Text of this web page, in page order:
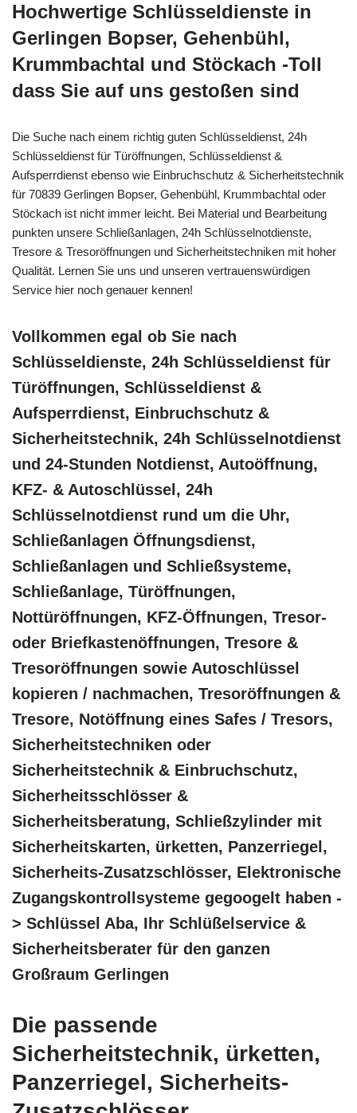
Hochwertige Schlüsseldienste in
Gerlingen Bopser, Gehenbühl,
Krummbachtal und Stöckach -Toll
dass Sie auf uns gestoßen sind
Die Suche nach einem richtig guten Schlüsseldienst, 24h
Schlüsseldienst für Türöffnungen, Schlüsseldienst &
Aufsperrdienst ebenso wie Einbruchschutz & Sicherheitstechnik
für 70839 Gerlingen Bopser, Gehenbühl, Krummbachtal oder
Stöckach ist nicht immer leicht. Bei Material und Bearbeitung
punkten unsere Schließanlagen, 24h Schlüsselnotdienste,
Tresore & Tresoröffnungen und Sicherheitstechniken mit hoher
Qualität. Lernen Sie uns und unseren vertrauenswürdigen
Service hier noch genauer kennen!
Vollkommen egal ob Sie nach
Schlüsseldienste, 24h Schlüsseldienst für
Türöffnungen, Schlüsseldienst &
Aufsperrdienst, Einbruchschutz &
Sicherheitstechnik, 24h Schlüsselnotdienst
und 24-Stunden Notdienst, Autoöffnung,
KFZ- & Autoschlüssel, 24h
Schlüsselnotdienst rund um die Uhr,
Schließanlagen Öffnungsdienst,
Schließanlagen und Schließsysteme,
Schließanlage, Türöffnungen,
Nottüröffnungen, KFZ-Öffnungen, Tresor-
oder Briefkastenöffnungen, Tresore &
Tresoröffnungen sowie Autoschlüssel
kopieren / nachmachen, Tresoröffnungen &
Tresore, Notöffnung eines Safes / Tresors,
Sicherheitstechniken oder
Sicherheitstechnik & Einbruchschutz,
Sicherheitsschlösser &
Sicherheitsberatung, Schließzylinder mit
Sicherheitskarten, ürketten, Panzerriegel,
Sicherheits-Zusatzschlösser, Elektronische
Zugangskontrollsysteme gegoogelt haben -
> Schlüssel Aba, Ihr Schlüßelservice &
Sicherheitsberater für den ganzen
Großraum Gerlingen
Die passende
Sicherheitstechnik, ürketten,
Panzerriegel, Sicherheits-